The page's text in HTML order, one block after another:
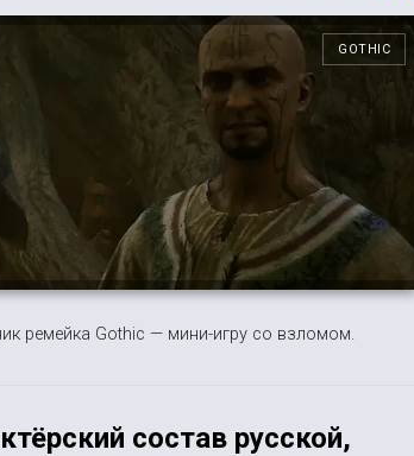
GOTHIC
ремейка Gothic — мини-игру со взломом.
состав русской,